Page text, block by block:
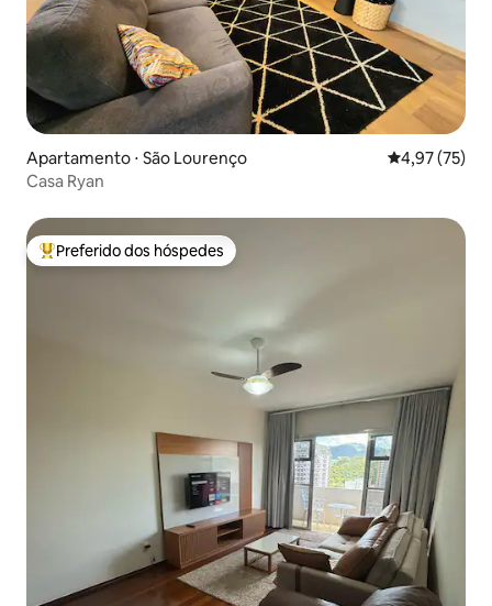
Apartamento ⋅ São Lourenço 4,97 de uma
4,97 (75)
Casa Ryan
Entre os melhores preferidos dos hóspedes
Preferido dos hóspedes